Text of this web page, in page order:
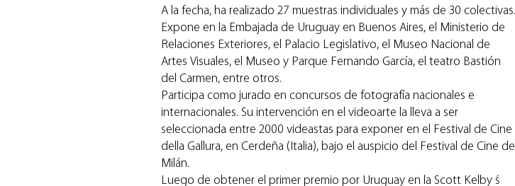
A la fecha, ha realizado 27 muestras individuales y más de 30 colectivas.
Expone en la Embajada de Uruguay en Buenos Aires, el Ministerio de
Relaciones Exteriores, el Palacio Legislativo, el Museo Nacional de
Artes Visuales, el Museo y Parque Fernando García, el teatro Bastión
del Carmen, entre otros.
Participa como jurado en concursos de fotografía nacionales e
internacionales. Su intervención en el videoarte la lleva a ser
seleccionada entre 2000 videastas para exponer en el Festival de Cine
della Gallura, en Cerdeña (Italia), bajo el auspicio del Festival de Cine de
Milán.
Luego de obtener el primer premio por Uruguay en la Scott Kelby ́s